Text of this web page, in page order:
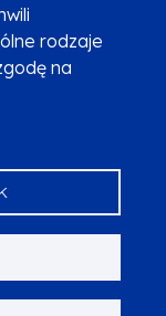
rodzaje
na
Mapa strony
Fundusze